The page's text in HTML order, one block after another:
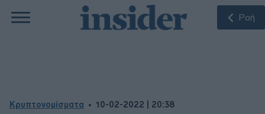
Ροή
Κρυπτονομίσματα 10-02-2022 | 20:38